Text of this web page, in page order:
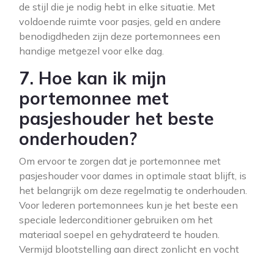
de stijl die je nodig hebt in elke situatie. Met
voldoende ruimte voor pasjes, geld en andere
benodigdheden zijn deze portemonnees een
handige metgezel voor elke dag.
7. Hoe kan ik mijn
portemonnee met
pasjeshouder het beste
onderhouden?
Om ervoor te zorgen dat je portemonnee met
pasjeshouder voor dames in optimale staat blijft, is
het belangrijk om deze regelmatig te onderhouden.
Voor lederen portemonnees kun je het beste een
speciale lederconditioner gebruiken om het
materiaal soepel en gehydrateerd te houden.
Vermijd blootstelling aan direct zonlicht en vocht